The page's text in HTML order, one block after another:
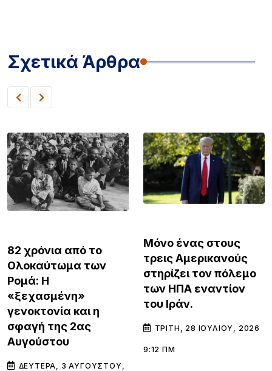
Σχετικά Άρθρα
82 χρόνια από το
Ολοκαύτωμα των
Ρομά: Η
«ξεχασμένη»
γενοκτονία και η
σφαγή της 2ας
Αυγούστου
ΔΕΥΤΈΡΑ, 3 ΑΥΓΟΎΣΤΟΥ,
Μόνο ένας στους
τρεις Αμερικανούς
στηρίζει τον πόλεμο
των ΗΠΑ εναντίον
του Ιράν.
ΤΡΊΤΗ, 28 ΙΟΥΛΊΟΥ, 2026
9:12 ΠΜ